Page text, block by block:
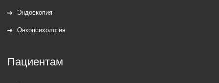
Эндоскопия
Онкопсихология
Пациентам